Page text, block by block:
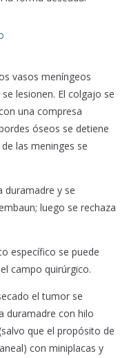
vasos meníngeos
lesionen. El colgajo se
una compresa
óseos se detiene
las meninges se
duramadre y se
luego se rechaza
específico se puede
campo quirúrgico.
el tumor se
duramadre con hilo
que el propósito de
con miniplacas y